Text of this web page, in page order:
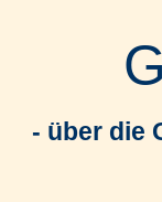
- über die